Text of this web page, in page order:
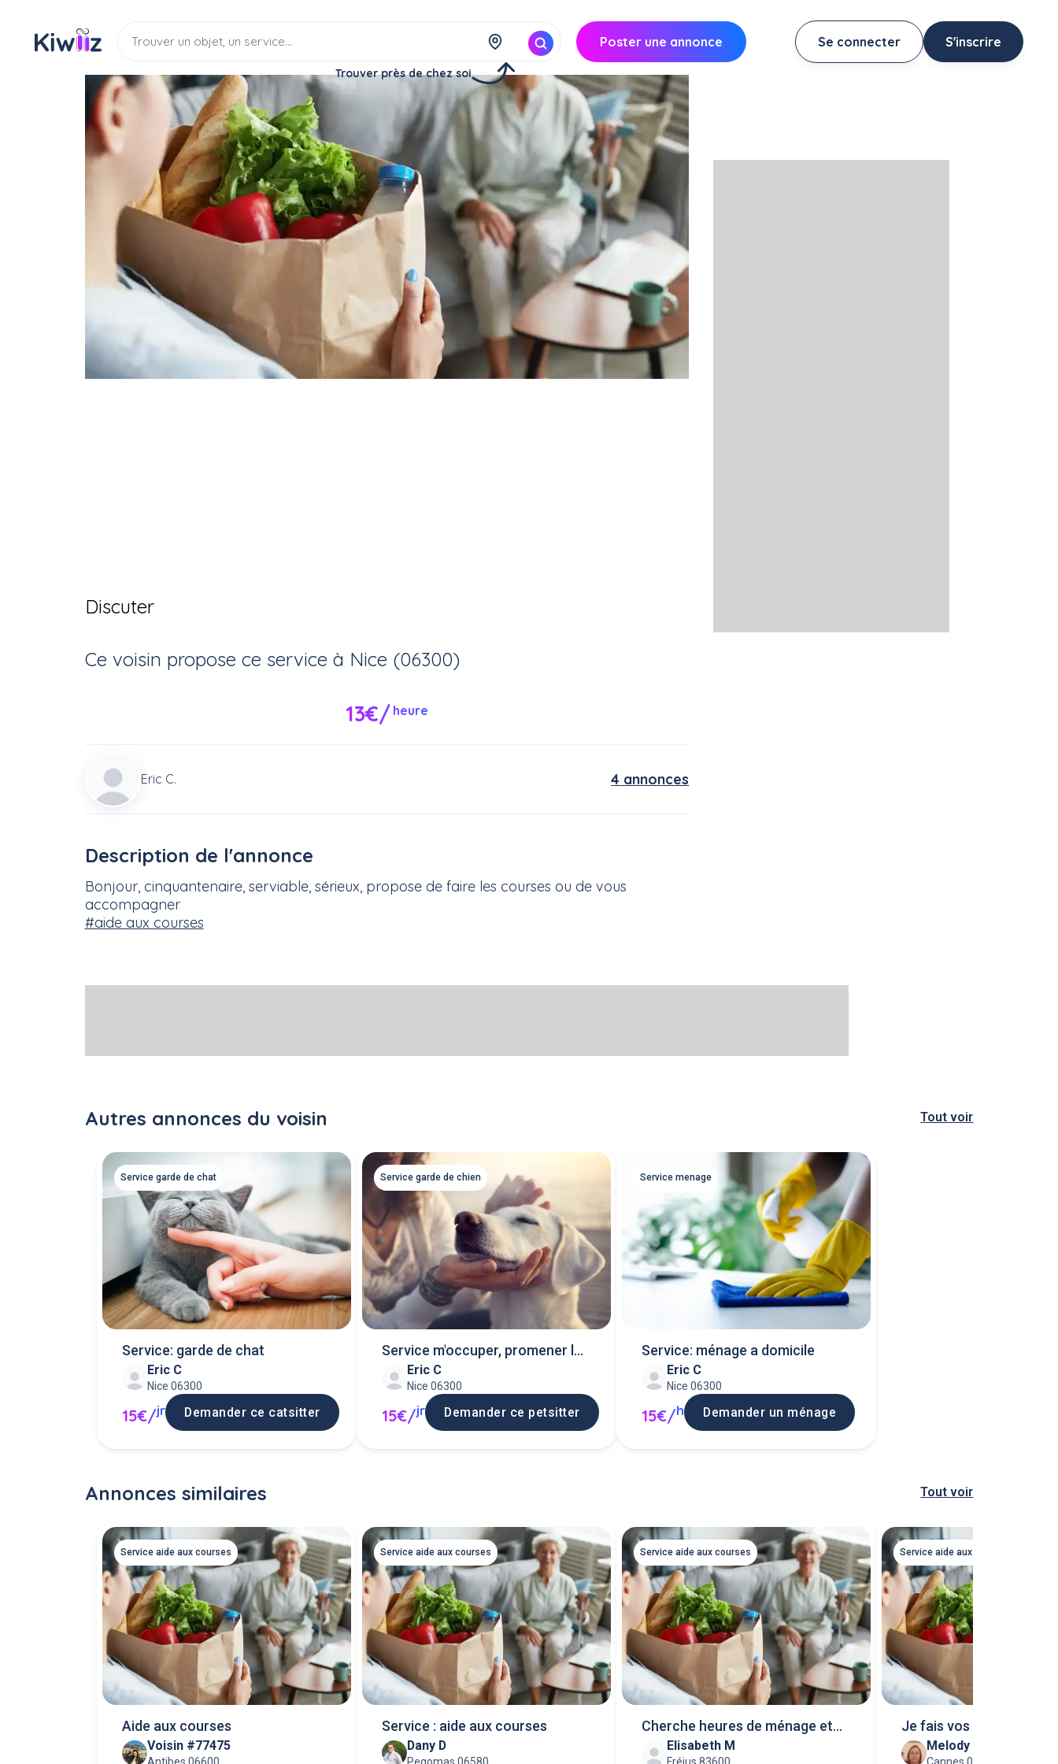
Trouver près de chez soi
Poster une annonce Se connecter S'inscrire
Service Services divers Aide aux courses
Service: Faire les courses
Service Aide aux courses
Discuter
Ce voisin propose ce service à Nice (06300)
13€/ heure
Eric C. 4 annonces
Description de l'annonce
Bonjour, cinquantenaire, serviable, sérieux, propose de faire les courses ou de vous
accompagner
#aide aux courses
Autres annonces du voisin Tout voir
Service garde de chat
Service: garde de chat
Eric C
Nice 06300
15€/jr Demander ce catsitter
Service garde de chien
Service m'occuper, promener le
chienEric C
Nice 06300
15€/jr Demander ce petsitter
Service menage
Service: ménage a domicile
Eric C
Nice 06300
15€/h Demander un ménage
Annonces similaires Tout voir
Service aide aux courses
Aide aux courses
Voisin #77475
Service aide aux courses
Service : aide aux courses
Dany D
Service aide aux courses
Cherche heures de ménage et
courses à�
Elisabeth M
Service aide aux courses
Je fais vos courses et
livresMelody D